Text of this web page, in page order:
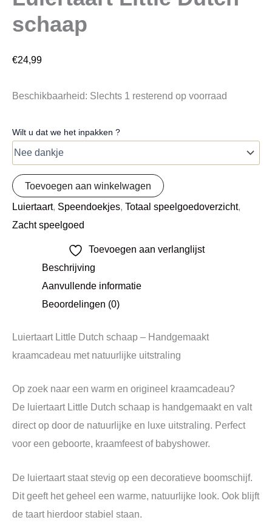
schaap
€24,99
Beschikbaarheid: Slechts 1 resterend op voorraad
Wilt u dat we het inpakken ?
Toevoegen aan winkelwagen
Luiertaart, Speendoekjes Totaal speelgoedoverzicht,
Zacht speelgoed
Toevoegen aan verlanglijst
Beschrijving
Aanvullende informatie
Beoordelingen (0)
Luiertaart Little Dutch schaap – Handgemaakt
kraamcadeau met natuurlijke uitstraling
Op zoek naar een warm en origineel kraamcadeau?
De luiertaart Little Dutch schaap is handgemaakt en valt
direct op door de natuurlijke en luxe uitstraling. Perfect
voor een geboorte, kraamfeest of babyshower.
De luiertaart staat stevig op een decoratieve boomschijf.
Dit geeft het geheel een warme, natuurlijke look. Ook blijft
de taart hierdoor stabiel staan.